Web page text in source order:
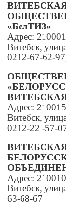
«БелТИЗ»
Адрес:
Витебск,
0212-67-62-
Адрес:
Витебск,
0212-22 -57-
Адрес:
Витебск,
63-68-67